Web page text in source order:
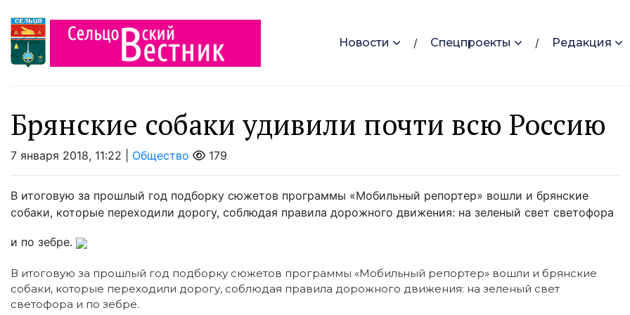
Новости Спецпроекты Редакция
Брянские собаки удивили почти всю Россию
7 января 2018, 11:22 | Общество 179
В итоговую за прошлый год подборку сюжетов программы «Мобильный репортер» вошли и брянские
собаки, которые переходили дорогу, соблюдая правила дорожного движения: на зеленый свет светофора
и по зебре.
В итоговую за прошлый год подборку сюжетов программы «Мобильный репортер» вошли и брянские
собаки, которые переходили дорогу, соблюдая правила дорожного движения: на зеленый свет
светофора и по зебре.